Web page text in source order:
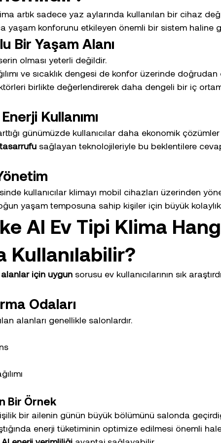
artık sadece yaz aylarında kullanılan bir cihaz
yaşam konforunu etkileyen önemli bir sistem haline
Bir Yaşam Alanı
olması yeterli değildir.
ve sıcaklık dengesi de konfor üzerinde doğrudan
birlikte değerlendirerek daha dengeli bir iç
Kullanımı
günümüzde kullanıcılar daha ekonomik
sağlayan teknolojileriyle bu beklentilere
kullanıcılar klimayı mobil cihazları üzerinden
yaşam temposuna sahip kişiler için büyük
AI Ev Tipi Klima
Kullanılabilir?
için uygun sorusu ev kullanıcılarının sık
Odaları
alanları genellikle salonlardır.
Bir Örnek
bir ailenin günün büyük bölümünü salonda
enerji tüketiminin optimize edilmesi önemli